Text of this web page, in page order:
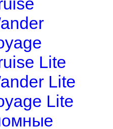
Lite
Lite
Lite